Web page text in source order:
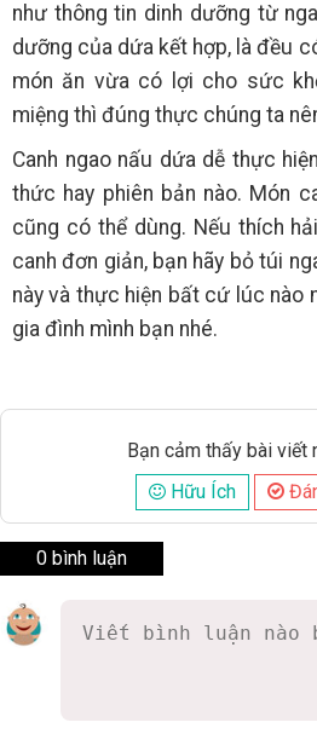
như thông tin dinh dưỡng từ
dưỡng của dứa kết hợp, là đều
món ăn vừa có lợi cho sức
miệng thì đúng thực chúng ta
Canh ngao nấu dứa dễ thực
thức hay phiên bản nào. Món
cũng có thể dùng. Nếu thích
canh đơn giản, bạn hãy bỏ túi
này và thực hiện bất cứ lúc nào
gia đình mình bạn nhé.
Bạn cảm thấy bài viết
Hữu Ích
0 bình luận